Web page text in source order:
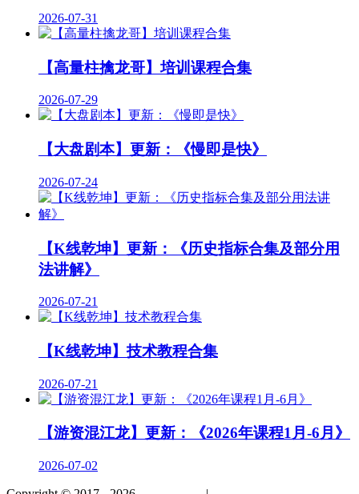
2026-07-31
【高量柱擒龙哥】培训课程合集
2026-07-29
【大盘剧本】更新：《慢即是快》
2026-07-24
【K线乾坤】更新：《历史指标合集及部分用
法讲解》
2026-07-21
【K线乾坤】技术教程合集
2026-07-21
【游资混江龙】更新：《2026年课程1月-6月》
2026-07-02